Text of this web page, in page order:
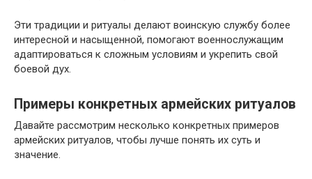
Эти традиции и ритуалы делают воинскую службу более
интересной и насыщенной, помогают военнослужащим
адаптироваться к сложным условиям и укрепить свой
боевой дух.
Примеры конкретных армейских ритуалов
Давайте рассмотрим несколько конкретных примеров
армейских ритуалов, чтобы лучше понять их суть и
значение.